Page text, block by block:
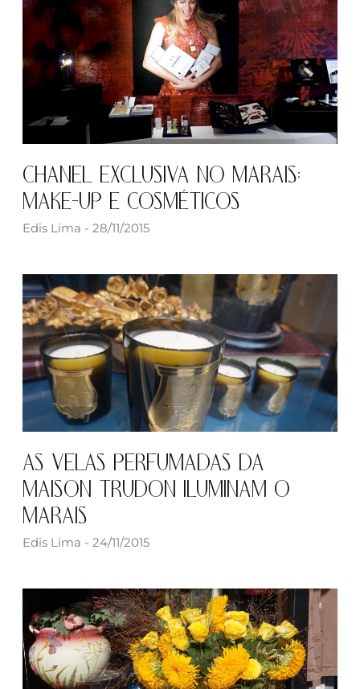
CHANEL EXCLUSIVA NO MARAIS:
MAKE-UP E COSMÉTICOS
Edis Lima 28/11/2015
AS VELAS PERFUMADAS DA
MAISON TRUDON ILUMINAM O
MARAIS
Edis Lima 24/11/2015